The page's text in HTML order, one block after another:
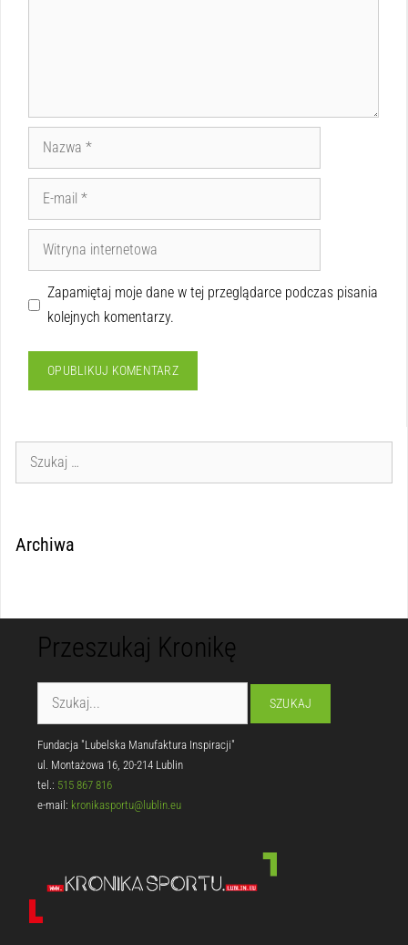
Zapamiętaj moje dane w tej przeglądarce podczas pisania
kolejnych komentarzy.
Archiwa
Przeszukaj Kronikę
Fundacja "Lubelska Manufaktura Inspiracji"
ul. Montażowa 16, 20-214 Lublin
tel.: 515 867 816
e-mail: kronikasportu@lublin.eu